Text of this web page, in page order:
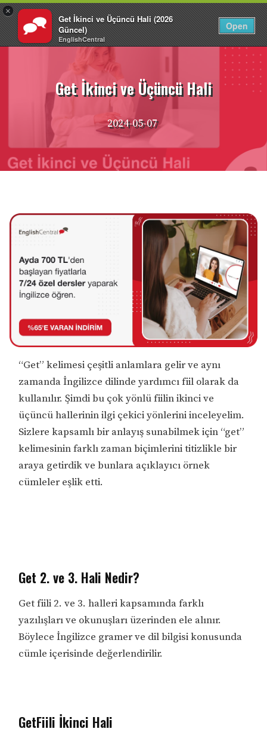
×
Get İkinci ve Üçüncü Hali (2026
Güncel)
EnglishCentral
Open
Giriş Yap TR
İçeriğe
Get İkinci ve Üçüncü Hali
2024-05-07
“Get” kelimesi çeşitli anlamlara gelir ve aynı
zamanda İngilizce dilinde yardımcı fiil olarak da
kullanılır. Şimdi bu çok yönlü fiilin ikinci ve
üçüncü hallerinin ilgi çekici yönlerini inceleyelim.
Sizlere kapsamlı bir anlayış sunabilmek için “get”
kelimesinin farklı zaman biçimlerini titizlikle bir
araya getirdik ve bunlara açıklayıcı örnek
cümleler eşlik etti.
Get 2. ve 3. Hali Nedir?
Get fiili 2. ve 3. halleri kapsamında farklı
yazılışları ve okunuşları üzerinden ele alınır.
Böylece İngilizce gramer ve dil bilgisi konusunda
cümle içerisinde değerlendirilir.
GetFiili İkinci Hali